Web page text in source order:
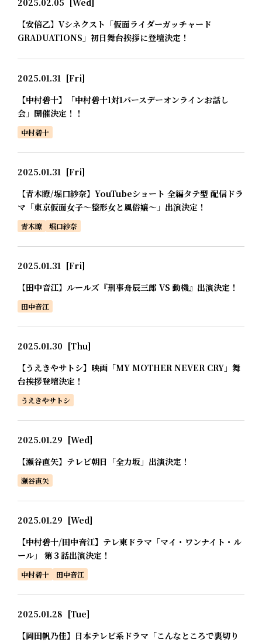
【安倍乙】Vシネクスト「仮面ライダーガッチャード
GRADUATIONS」初日舞台挨拶に登壇決定！
2025.01.31 [Fri]
【中村碧十】「中村碧十1対1バースデーオンラインお話し
会」開催決定！！
中村碧十
2025.01.31 [Fri]
【青木瞭/堀口紗奈】YouTubeショート 全編タテ型 配信ドラ
マ「東京仮面女子～整形女と風俗嬢～」出演決定！
青木瞭 堀口紗奈
2025.01.31 [Fri]
【田中音江】ルールズ『刑事舟辰三郎 VS 動機』出演決定！
田中音江
2025.01.30 [Thu]
【うえきやサトシ】映画「MY MOTHER NEVER CRY」舞
台挨拶登壇決定！
うえきやサトシ
2025.01.29 [Wed]
【瀬谷直矢】テレビ朝日「全力坂」出演決定！
瀬谷直矢
2025.01.29 [Wed]
【中村碧十/田中音江】テレ東ドラマ「マイ・ワンナイト・ル
ール」 第３話出演決定！
中村碧十 田中音江
2025.01.28 [Tue]
【岡田帆乃佳】日本テレビ系ドラマ「こんなところで裏切り